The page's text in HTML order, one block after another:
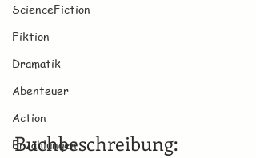
ScienceFiction
Fiktion
Dramatik
Abenteuer
Action
Erzählungen
Buchbeschreibung: